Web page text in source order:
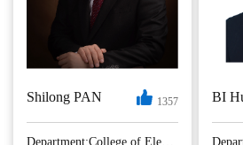
Shilong Pan received
Shilong PAN 1357 BI